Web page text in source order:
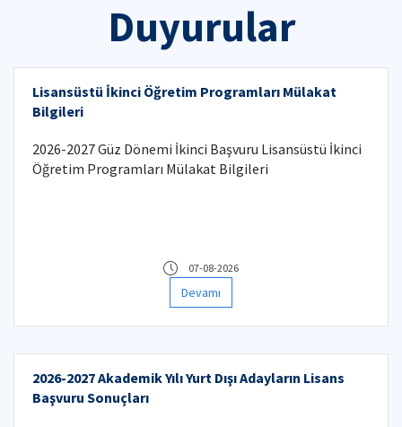
Duyurular
Lisansüstü İkinci Öğretim Programları Mülakat
Bilgileri
2026-2027 Güz Dönemi İkinci Başvuru Lisansüstü İkinci
Öğretim Programları Mülakat Bilgileri
07-08-2026
Devamı
2026-2027 Akademik Yılı Yurt Dışı Adayların Lisans
Başvuru Sonuçları